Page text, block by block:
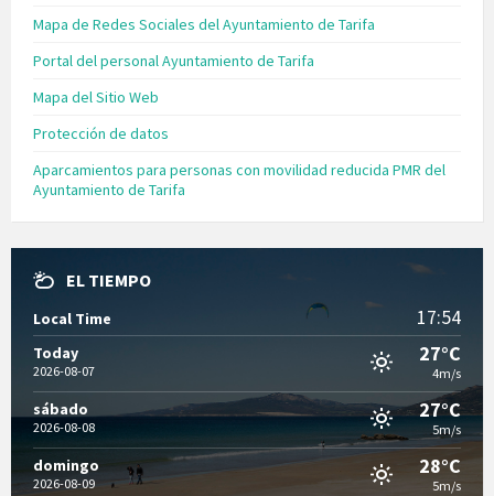
Mapa de Redes Sociales del Ayuntamiento de Tarifa
Portal del personal Ayuntamiento de Tarifa
Mapa del Sitio Web
Protección de datos
Aparcamientos para personas con movilidad reducida PMR del
Ayuntamiento de Tarifa
EL TIEMPO
Local Time 17:54
Today
2026-08-07
27°C
4m/s
sábado
2026-08-08
27°C
5m/s
domingo
2026-08-09
28°C
5m/s